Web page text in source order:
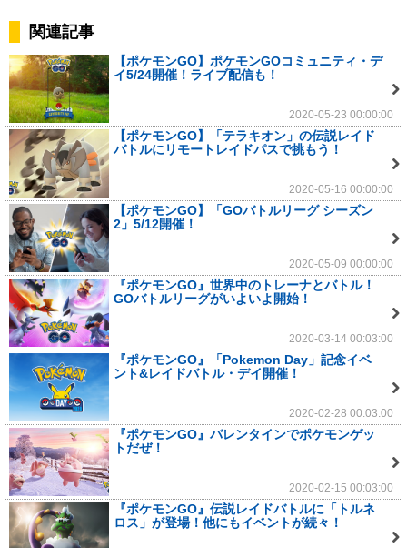
関連記事
【ポケモンGO】ポケモンGOコミュニティ・デ
イ5/24開催！ライブ配信も！
2020-05-23 00:00:00
【ポケモンGO】「テラキオン」の伝説レイド
バトルにリモートレイドパスで挑もう！
2020-05-16 00:00:00
【ポケモンGO】「GOバトルリーグ シーズン
2」5/12開催！
2020-05-09 00:00:00
『ポケモンGO』世界中のトレーナとバトル！
GOバトルリーグがいよいよ開始！
2020-03-14 00:03:00
『ポケモンGO』「Pokemon Day」記念イベ
ント&レイドバトル・デイ開催！
2020-02-28 00:03:00
『ポケモンGO』バレンタインでポケモンゲッ
トだぜ！
2020-02-15 00:03:00
『ポケモンGO』伝説レイドバトルに「トルネ
ロス」が登場！他にもイベントが続々！